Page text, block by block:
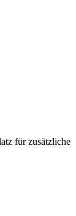
für zusätzliche